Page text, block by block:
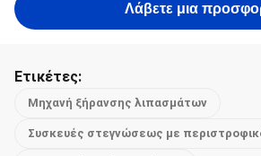
Λάβετε μια
Ετικέτες:
Μηχανή ξήρανσης λιπασμάτων
Συσκευές στεγνώσεως με